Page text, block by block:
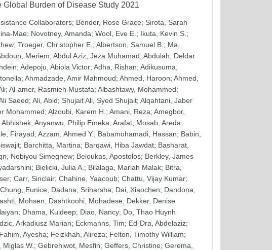
Burden of Disease Study 2021
Collaborators; Bender, Rose Grace; Sirota, Sarah
Mae; Novotney, Amanda; Wool, Eve E. ; Ikuta, Kevin S. ;
; Troeger, Christopher E. ; Albertson, Samuel B. ; Ma,
Meriem; Abdul Aziz, Jeza Muhamad; Abdulah, Deldar
; Adepoju, Abiola Victor; Adha, Rishan; Adikusuma,
; Ahmadzade, Amir Mahmoud; Ahmed, Haroon; Ahmed,
; Al-amer, Rasmieh Mustafa; Albashtawy, Mohammed;
Saeed; Ali, Abid; Shujait Ali, Syed Shujait; Alqahtani, Jaber
Mohammed; Alzoubi, Karem H. ; Amani, Reza; Amegbor,
Abhishek; Anyanwu, Philip Emeka; Arafat, Mosab; Areda,
Firayad; Azzam, Ahmed Y.; Babamohamadi, Hassan; Babin,
; Barchitta, Martina; Barqawi, Hiba Jawdat; Basharat,
Nebiyou Simegnew; Beloukas, Apostolos; Berkley, James
; Bielicki, Julia A. ; Bilalaga, Mariah Malak; Bitra,
; Carr, Sinclair; Chahine, Yaacoub; Chattu, Vijay Kumar;
Chung, Eunice; Dadana, Sriharsha; Dai, Xiaochen; Dandona,
Mohsen; Dashtkoohi, Mohadese; Dekker, Denise
; Dhama, Kuldeep; Diao, Nancy; Do, Thao Huynh
Arkadiusz Marian; Eckmanns, Tim; Ed-Dra, Abdelaziz;
Fahim, Ayesha; Feizkhah, Alireza; Felton, Timothy William;
W. ; Gebrehiwot, Mesfin; Geffers, Christine; Gerema,